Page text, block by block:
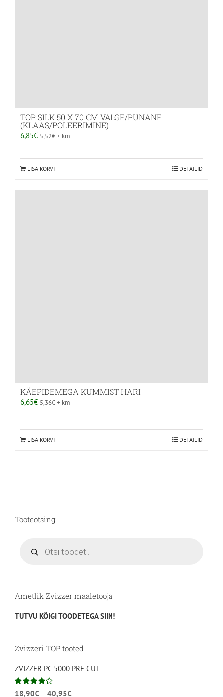
TOP SILK 50 X 70 CM VALGE/PUNANE
(KLAAS/POLEERIMINE)
6,85€ 5,52€+ km
LISA KORVI DETAILID
KÄEPIDEMEGA KUMMIST HARI
6,65€ 5,36€+ km
LISA KORVI DETAILID
Tooteotsing
search
Ametlik Zvizzer maaletooja
TUTVU KÕIGI TOODETEGA SIIN!
Zvizzeri TOP tooted
ZVIZZER PC 5000 PRE CUT
Hinnanguga
18,90€ – 40,95€